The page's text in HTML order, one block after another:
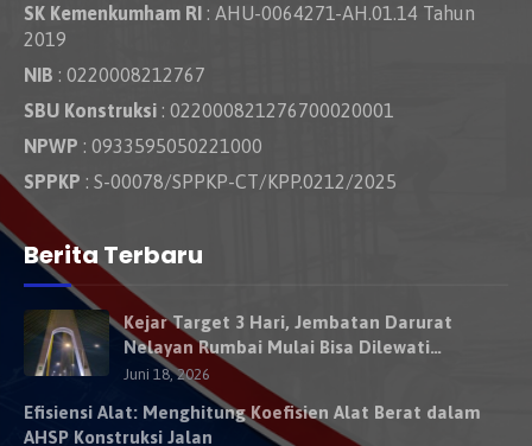
SK Kemenkumham RI : AHU-0064271-AH.01.14 Tahun
2019
NIB : 0220008212767
SBU Konstruksi : 022000821276700020001
NPWP : 0933595050221000
SPPKP : S-00078/SPPKP-CT/KPP.0212/2025
Berita Terbaru
Kejar Target 3 Hari, Jembatan Darurat
Nelayan Rumbai Mulai Bisa Dilewati
Kendaraan Besok
Juni 18, 2026
Efisiensi Alat: Menghitung Koefisien Alat Berat dalam
AHSP Konstruksi Jalan